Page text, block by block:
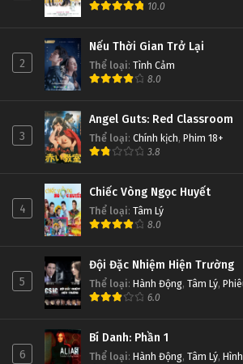
10.0
2
Nếu Thời Gian Trở Lại
Thể loại: Tình Cảm
8.0
3
Angel Guts: Red Classroom
Thể loại: Chính kịch, Phim 18+
3.8
4
Chiếc Vòng Ngọc Huyết
Thể loại: Tâm Lý
8.0
5
Đội Đặc Nhiệm Hiện Trường
Thể loại: Hành Động, Tâm Lý,
6.0
6
Bí Danh: Phần 1
Thể loại: Hành Động, Tâm Lý,